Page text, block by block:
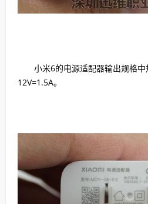
小米6的电源适配器输出规格中
12V=1.5A。